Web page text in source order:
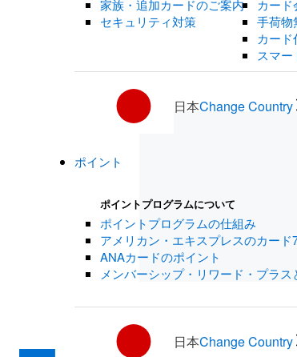
家族・追加カードのご案内
セキュリティ対策
カー
手荷物
カー
スマ
日本Change Country
ポイント
ポイントプログラムについて
ポイントプログラムの仕組み
アメリカン・エキスプレスのカード
ANAカードのポイント
メンバーシップ・リワード・プラス
日本Change Country